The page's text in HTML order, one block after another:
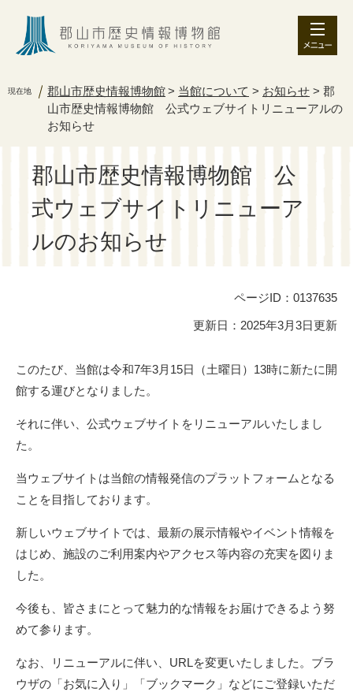
頭
飛現在地 郡山市歴史情報博物館> 当館について > お知らせ > 郡
山市歴史情報博物館 公式ウェブサイトリニューアルの
お知らせ
郡山市歴史情報博物館 公
式ウェブサイトリニューア
ルのお知らせ
ページID：0137635
更新日：2025年3月3日更新
このたび、当館は令和7年3月15日（土曜日）13時に新たに開
館する運びとなりました。
それに伴い、公式ウェブサイトをリニューアルいたしまし
た。
当ウェブサイトは当館の情報発信のプラットフォームとなる
ことを目指しております。
新しいウェブサイトでは、最新の展示情報やイベント情報を
はじめ、施設のご利用案内やアクセス等内容の充実を図りま
した。
今後も、皆さまにとって魅力的な情報をお届けできるよう努
めて参ります。
なお、リニューアルに伴い、URLを変更いたしました。ブラ
ウザの「お気に入り」「ブックマーク」などにご登録いただ